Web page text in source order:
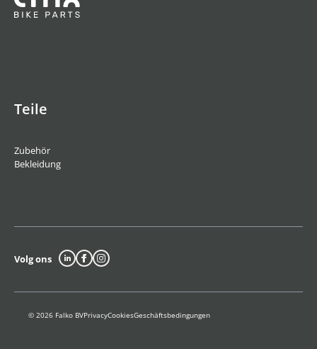
Teile
Zubehör
Bekleidung
Volg ons
© 2026 Falko BVPrivacyCookiesGeschäftsbedingungen